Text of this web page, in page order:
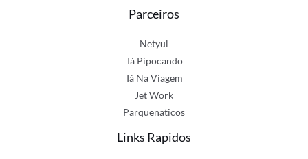
Parceiros
Netyul
Tá Pipocando
Tá Na Viagem
Jet Work
Parquenaticos
Links Rapidos